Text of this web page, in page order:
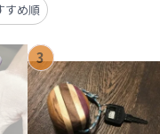
すめ順
3